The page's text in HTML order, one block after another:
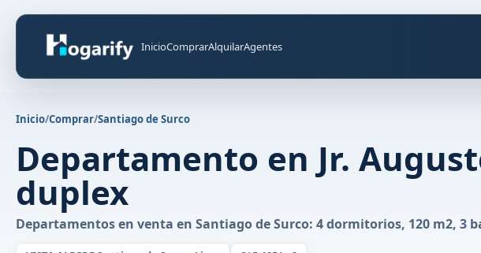
InicioComprarAlquilarAgentes
Inicio/Comprar/Santiago de Surco
Departamento en Jr.
duplex
Departamentos en venta en Santiago de Surco: 4 dormitorios, 120 m2, 3